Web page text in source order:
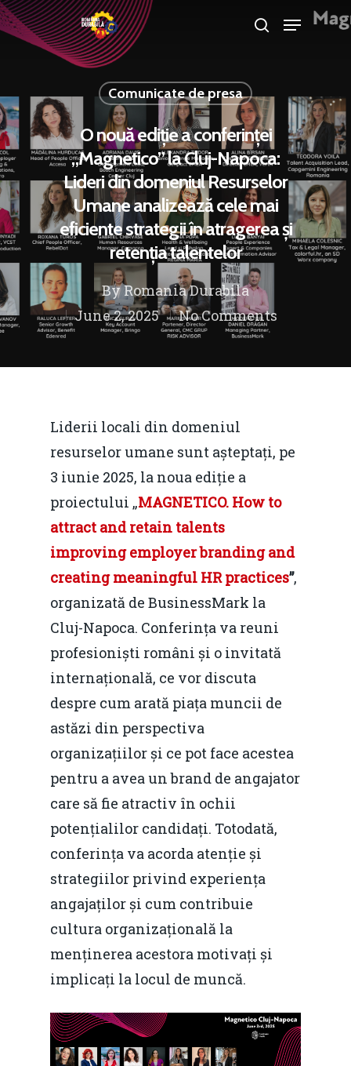
Hit enter to search or ESC to close
Comunicate de presa
O nouă ediție a conferinței
„Magnetico” la Cluj-Napoca:
Lideri din domeniul Resurselor
Umane analizează cele mai
eficiente strategii în atragerea și
retenția talentelor
ByRomania Durabila
June 2, 2025
No Comments
Liderii locali din domeniul
resurselor umane sunt așteptați, pe
3 iunie 2025, la noua ediție a
proiectului „MAGNETICO. How to
attract and retain talents
improving employer branding and
creating meaningful HR practices”,
organizată de BusinessMark la
Cluj-Napoca. Conferința va reuni
profesioniști români și o invitată
internațională, ce vor discuta
despre cum arată piața muncii de
astăzi din perspectiva
organizațiilor și ce pot face acestea
pentru a avea un brand de angajator
care să fie atractiv în ochii
potențialilor candidați. Totodată,
conferința va acorda atenție și
strategiilor privind experiența
angajaților și cum contribuie
cultura organizațională la
menținerea acestora motivați și
implicați la locul de muncă.